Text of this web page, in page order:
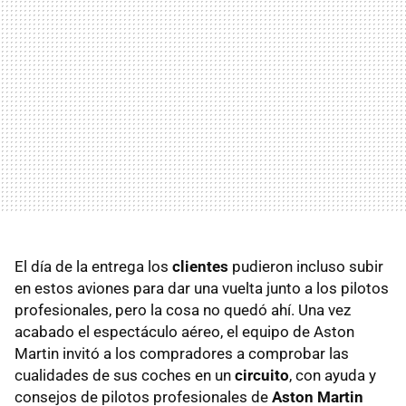
El día de la entrega los clientes pudieron incluso subir
en estos aviones para dar una vuelta junto a los pilotos
profesionales, pero la cosa no quedó ahí. Una vez
acabado el espectáculo aéreo, el equipo de Aston
Martin invitó a los compradores a comprobar las
cualidades de sus coches en un circuito, con ayuda y
consejos de pilotos profesionales de Aston Martin